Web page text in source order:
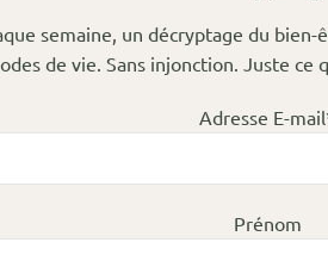
semaine, un décryptage du
de vie. Sans injonction. Juste ce
Adresse E-
Prénom